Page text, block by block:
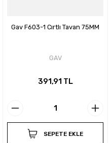
Gav F603-1 Cırtlı Tavan 75MM
GAV
391,91 TL
SEPETE EKLE